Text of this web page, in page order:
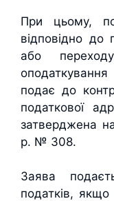
При цьому,
відповідно
або
подає до
податкової
затверджена
р. № 308.
Заява
податків,